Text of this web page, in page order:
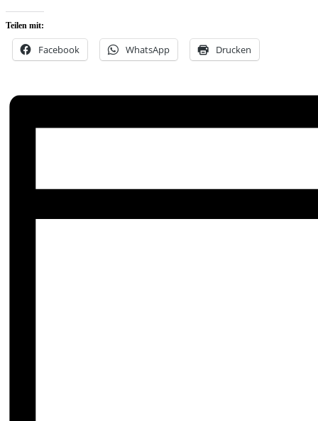
Teilen mit:
Facebook WhatsApp Drucken